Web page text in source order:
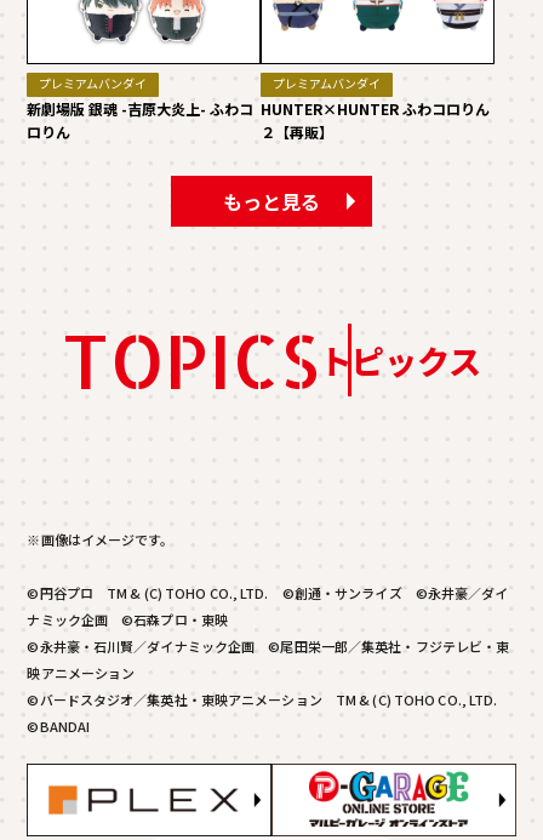
プレミアムバンダイ
新劇場版 銀魂 -吉原大炎上- ふわコ
ロりん
プレミアムバンダイ
HUNTER×HUNTER ふわコロりん
２【再販】
もっと見る
TOPICS トピックス
※画像はイメージです。
©円谷プロ TM & (C) TOHO CO., LTD. ©創通・サンライズ ©永井豪／ダイ
ナミック企画 ©石森プロ・東映
©永井豪・石川賢／ダイナミック企画 ©尾田栄一郎／集英社・フジテレビ・東
映アニメーション
©バードスタジオ／集英社・東映アニメーション TM & (C) TOHO CO., LTD.
©BANDAI